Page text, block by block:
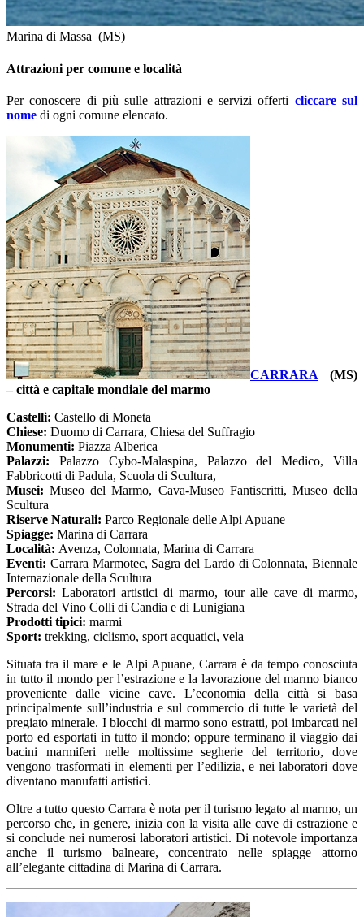
Marina di Massa (MS)
Attrazioni per comune e località
Per conoscere di più sulle attrazioni e servizi offerti cliccare sul
nome di ogni comune elencato.
CARRARA (MS)
– città e capitale mondiale del marmo
Castelli: Castello di Moneta
Chiese: Duomo di Carrara, Chiesa del Suffragio
Monumenti: Piazza Alberica
Palazzi:
Palazzo Cybo-Malaspina, Palazzo del Medico, Villa
Fabbricotti di Padula, Scuola di Scultura,
Musei: Museo del Marmo, Cava-Museo Fantiscritti, Museo della
Scultura
Riserve Naturali: Parco Regionale delle Alpi Apuane
Spiagge: Marina di Carrara
Località: Avenza, Colonnata, Marina di Carrara
Eventi: Carrara Marmotec, Sagra del Lardo di Colonnata, Biennale
Internazionale della Scultura
Percorsi: Laboratori artistici di marmo, tour alle cave di marmo,
Strada del Vino Colli di Candia e di Lunigiana
Prodotti tipici: marmi
Sport: trekking, ciclismo, sport acquatici, vela
Situata tra il mare e le Alpi Apuane, Carrara è da tempo conosciuta
in tutto il mondo per l’estrazione e la lavorazione del marmo bianco
proveniente dalle vicine cave. L’economia della città si basa
principalmente sull’industria e sul commercio di tutte le varietà del
pregiato minerale. I blocchi di marmo sono estratti, poi imbarcati nel
porto ed esportati in tutto il mondo; oppure terminano il viaggio dai
bacini marmiferi nelle moltissime segherie del territorio, dove
vengono trasformati in elementi per l’edilizia, e nei laboratori dove
diventano manufatti artistici.
Oltre a tutto questo Carrara è nota per il turismo legato al marmo, un
percorso che, in genere, inizia con la visita alle cave di estrazione e
si conclude nei numerosi laboratori artistici. Di notevole importanza
anche il turismo balneare, concentrato nelle spiagge attorno
all’elegante cittadina di Marina di Carrara.